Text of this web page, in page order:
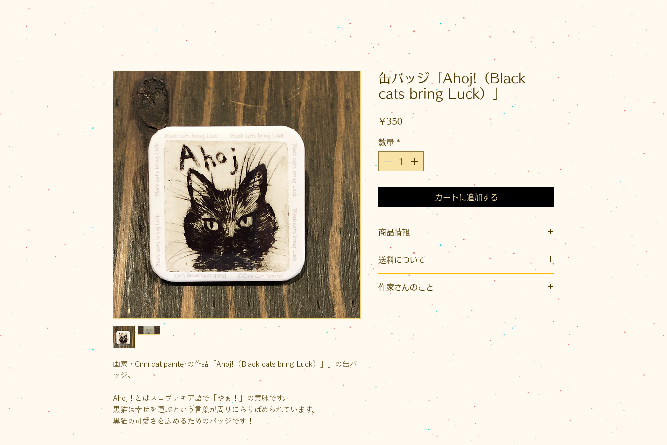
画家・Cimi cat painterの作品「Ahoj!（Black cats bring Luck）」」の缶バ
ッジ。
Ahoj！とはスロヴァキア語で「やぁ！」の意味です。
黒猫は幸せを運ぶという言葉が周りにちりばめられています。
黒猫の可愛さを広めるためのバッジです！
缶バッジ「Ahoj!（Black
cats bring Luck）」
￥350価
数量 *
カートに追加する
商品情報
サイズ：縦横37mm
送料について
こちらの商品はクリックポスト利用可能です。
※発送はクリックポスト（¥200）、佐川急便（60サ
かとなります。また、60サイズを超える場合とお送
り先が沖縄県の場合は、別途計算してご連絡させて
いただきます。
ご注文後に荷物の量を確認し、改めて受注メールで
送料をご案内いたします。
なお、1回のお買い物で商品代金の合計が11,000円
（税込）以上の場合は、1箇所の配達のクリックポス
スは半額となります。
作家さんのこと
【Cimi cat painter】
２匹の保護猫とスロヴァキアで暮らす猫の肖像画
注文肖像画制作の他、レスキューされた子達・お家
を探している子達をモデルに絵を描き保護猫にスポ
ットライトを当てる展示などの活動をしています。